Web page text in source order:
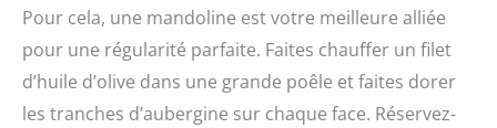
Pour cela, une mandoline est votre meilleure alliée
pour une régularité parfaite. Faites chauffer un filet
d’huile d’olive dans une grande poêle et faites dorer
les tranches d’aubergine sur chaque face. Réservez-